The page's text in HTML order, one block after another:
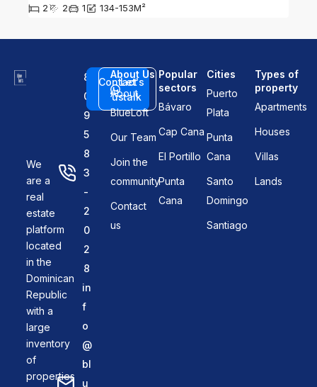
2 2 1 134-153M²
We
are a
real
estate
platform
located
in the
Dominican
Republic
with a
large
inventory
of
properties
8
0
9
5
8
3
-
2
0
2
8
in
f
o
@
bl
u
Contact
us
Let's
talk
About Us
About
BlueLoft
Our Team
Join the
community
Contact
us
Popular
sectors
Bávaro
Cap Cana
El Portillo
Punta
Cana
Cities
Puerto
Plata
Punta
Cana
Santo
Domingo
Santiago
Types of
property
Apartments
Houses
Villas
Lands